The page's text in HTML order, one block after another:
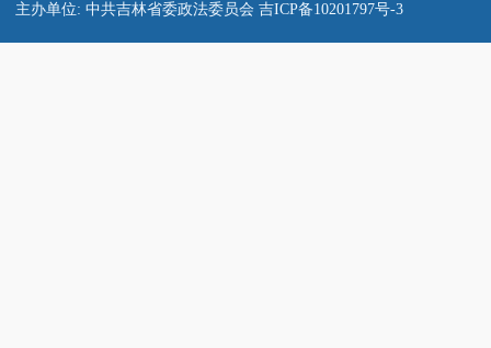
主办单位: 中共吉林省委政法委员会 吉ICP备10201797号-3